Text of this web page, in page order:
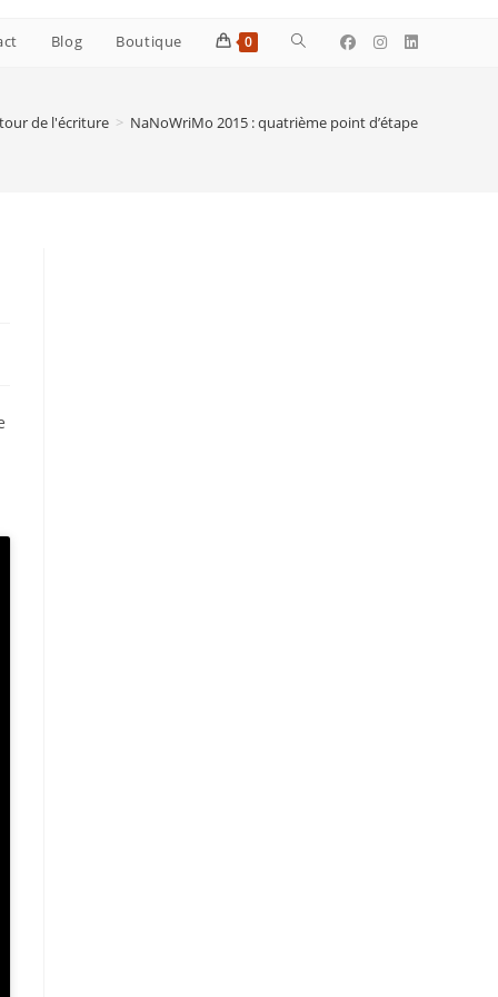
Blog Boutique 0 Toggle
search
de l'écriture > NaNoWriMo 2015 : quatrième point d’étape